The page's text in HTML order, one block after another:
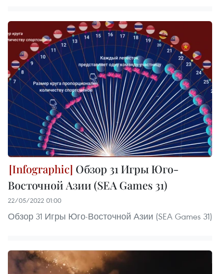
Обзор 31 Игры Юго-
Восточной Азии (SEA Games 31)
22/05/2022 01:00
Обзор 31 Игры Юго-Восточной Азии (SEA Games 31)